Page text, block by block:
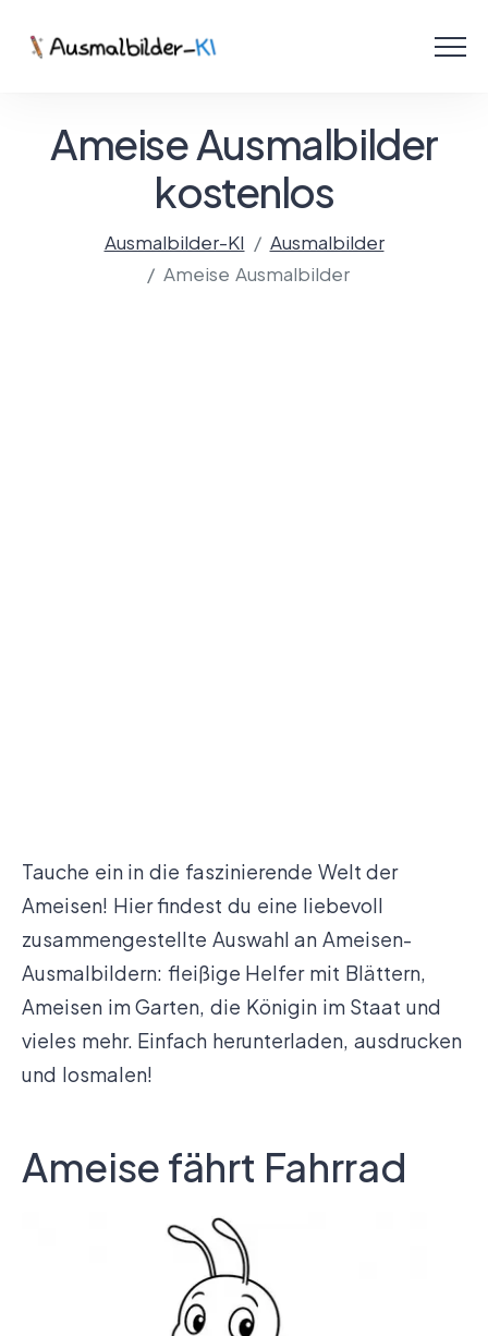
Ameise Ausmalbilder
kostenlos
Ausmalbilder-KI
Ausmalbilder
Ameise Ausmalbilder
Tauche ein in die faszinierende Welt der
Ameisen! Hier findest du eine liebevoll
zusammengestellte Auswahl an Ameisen-
Ausmalbildern: fleißige Helfer mit Blättern,
Ameisen im Garten, die Königin im Staat und
vieles mehr. Einfach herunterladen, ausdrucken
und losmalen!
Ameise fährt Fahrrad